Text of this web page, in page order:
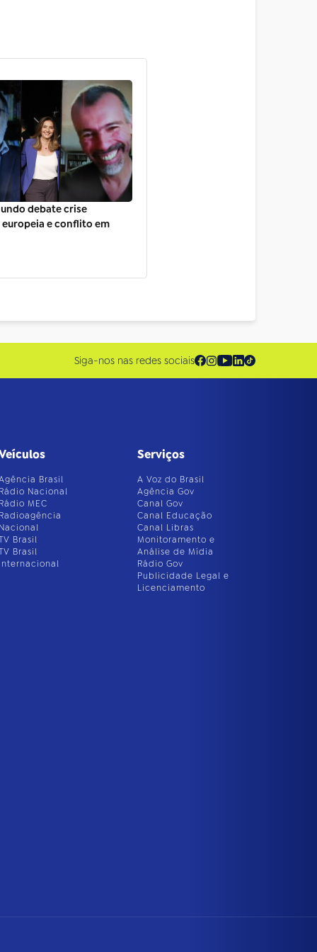
debate crise
e conflito em
Siga-nos nas redes sociais
Brasil
Nacional
MEC
Brasil
Brasil
Serviços
A Voz do Brasil
Agência Gov
Canal Gov
Canal Educação
Canal Libras
Monitoramento e
Análise de Mídia
Rádio Gov
Publicidade Legal e
Licenciamento